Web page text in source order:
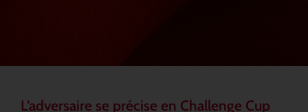
L’adversaire se précise en Challenge Cup